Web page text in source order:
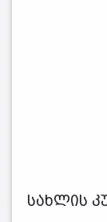
სახლის